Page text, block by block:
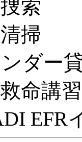
貸し
講習
イン